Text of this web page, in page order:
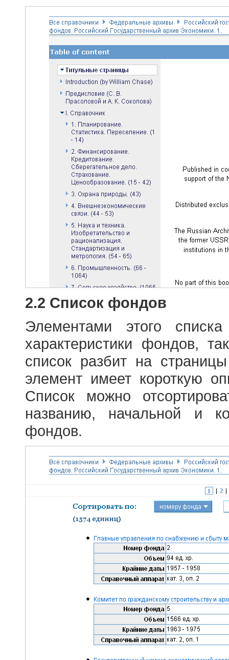
2.2 Список фондов
Элементами этого
характеристики фондов,
список разбит на
элемент имеет короткую
Список можно
названию, начальной и
фондов.